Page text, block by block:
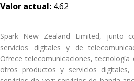
Valor actual: 4.62
Spark New Zealand Limited, junto
servicios digitales y de
Ofrece telecomunicaciones,
otros productos y servicios digitales,